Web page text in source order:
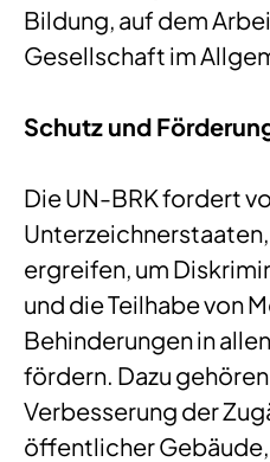
Bildung, auf dem
Gesellschaft im
Schutz und
Die UN-BRK fordert
Unterzeichnerstaaten,
ergreifen, um
und die Teilhabe von
Behinderungen in
fördern. Dazu
Verbesserung der
öffentlicher